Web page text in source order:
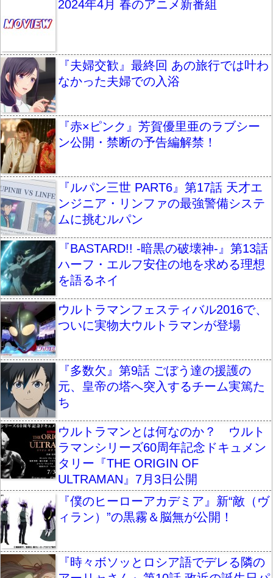
2024年4月 春のアニメ新番組
『夫婦交歓』最終回 あの旅行では叶わ
なかった夫婦での入浴
『赤×ピンク』芳賀優里亜のラブシー
ン公開・禁断の予告編解禁！
『ルパン三世 PART6』第17話 天才エ
ンジニア・リンファの最強警備システ
ムに挑むルパン
『BASTARD!! -暗黒の破壊神-』第13話
ハーフ・エルフ安住の地を求める理想
を語るネイ
ウルトラマンフェスティバル2016で、
ついに実物大ウルトラマンが登場
『多数欠』第9話 ごぼう達の援護の
元、皇帝の塔へ突入するチーム実篤た
ち
ウルトラマンとは何なのか？ ウルト
ラマンシリーズ60周年記念ドキュメン
タリー『THE ORIGIN OF
ULTRAMAN』7月3日公開
『僕のヒーローアカデミア』新“敵（ヴ
ィラン）”の黒霧＆脳無が公開！
『時々ボソッとロシア語でデレる隣の